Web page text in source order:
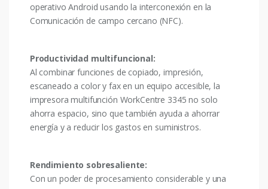
operativo Android usando la interconexión en la
Comunicación de campo cercano (NFC).
Productividad multifuncional:
Al combinar funciones de copiado, impresión,
escaneado a color y fax en un equipo accesible, la
impresora multifunción WorkCentre 3345 no solo
ahorra espacio, sino que también ayuda a ahorrar
energía y a reducir los gastos en suministros.
Rendimiento sobresaliente:
Con un poder de procesamiento considerable y una